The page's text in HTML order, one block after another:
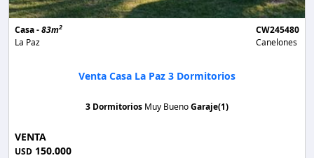
Casa -83m2
La Paz
CW245480
Canelones
Venta Casa La Paz 3 Dormitorios
3 Dormitorios Muy BuenoGaraje(1)
VENTA
USD 150.000